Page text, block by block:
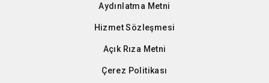
Aydınlatma Metni
Hizmet Sözleşmesi
Açık Rıza Metni
Çerez Politikası